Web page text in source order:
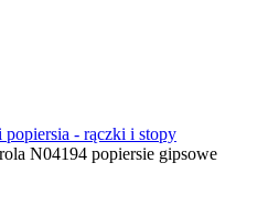
popiersia - rączki i stopy
N04194 popiersie gipsowe